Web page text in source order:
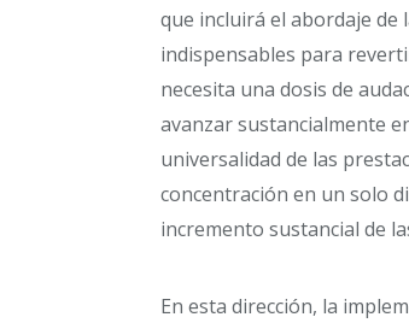
que incluirá el abordaje
indispensables para
necesita una dosis de
avanzar sustancialmente
universalidad de las
concentración en un solo
incremento sustancial de
En esta dirección, la